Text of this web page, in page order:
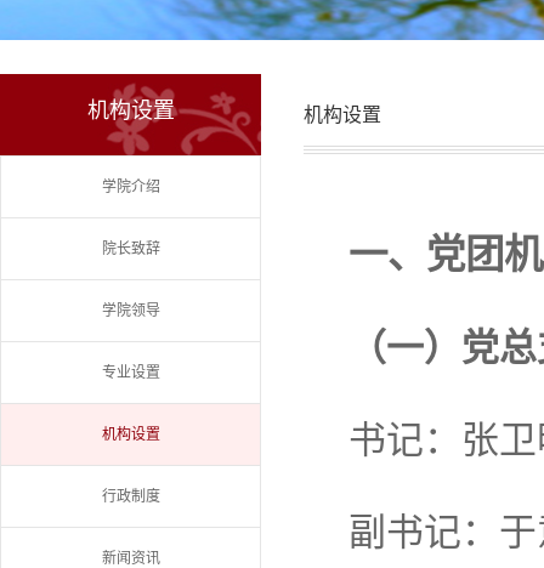
机构设置
学院介绍
院长致辞
学院领导
专业设置
机构设置
行政制度
新闻资讯
机构设置
一、党团
（一）党
书记：张
副书记：